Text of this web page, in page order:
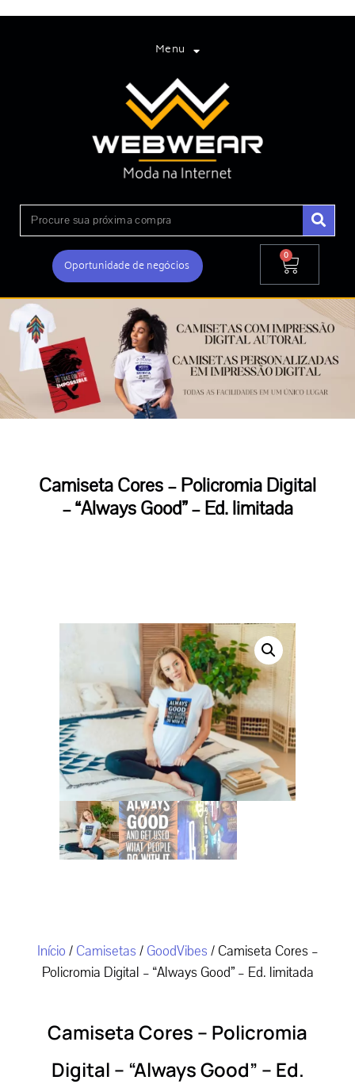
Menu
Oportunidade de negócios
0
Camiseta Cores – Policromia Digital
– “Always Good” – Ed. limitada
Início / Camisetas / GoodVibes / Camiseta Cores –
Policromia Digital – “Always Good” – Ed. limitada
Camiseta Cores – Policromia
Digital – “Always Good” – Ed.